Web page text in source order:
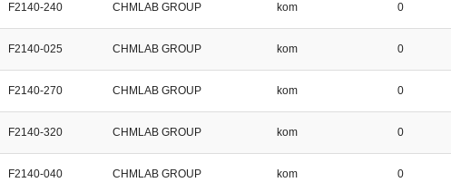
F2140-240 CHMLAB GROUP kom 0
F2140-025 CHMLAB GROUP kom 0
F2140-270 CHMLAB GROUP kom 0
F2140-320 CHMLAB GROUP kom 0
F2140-040 CHMLAB GROUP kom 0